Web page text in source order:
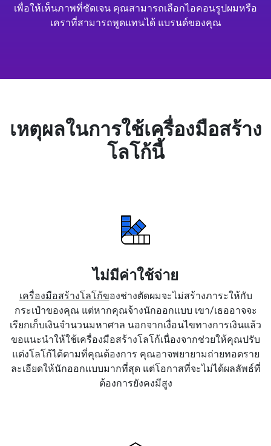
เพื่อให้เห็นภาพที่ชัดเจน คุณสามารถเลือกไอคอนรูปผมหรือ
เคราที่สามารถพูดแทนได้ แบรนด์ของคุณ
เหตุผลในการใช้เครื่องมือสร้าง
โลโก้นี้
ไม่มีค่าใช้จ่าย
เครื่องมือสร้างโลโก้ของช่างตัดผมจะไม่สร้างภาระให้กับ
กระเป๋าของคุณ แต่หากคุณจ้างนักออกแบบ เขา/เธออาจจะ
เรียกเก็บเงินจำนวนมหาศาล นอกจากเงื่อนไขทางการเงินแล้ว
ขอแนะนำให้ใช้เครื่องมือสร้างโลโก้เนื่องจากช่วยให้คุณปรับ
แต่งโลโก้ได้ตามที่คุณต้องการ คุณอาจพยายามถ่ายทอดราย
ละเอียดให้นักออกแบบมากที่สุด แต่โอกาสที่จะไม่ได้ผลลัพธ์ที่
ต้องการยังคงมีสูง